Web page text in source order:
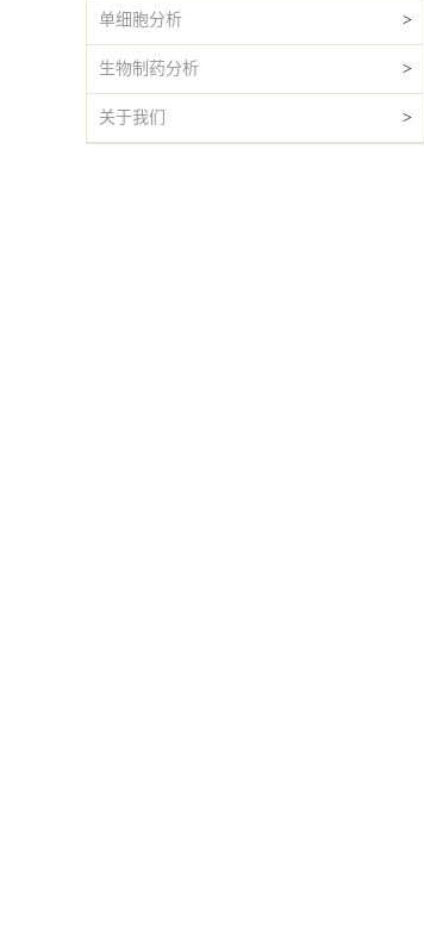
单细胞分析 >
生物制药分析 >
关于我们 >